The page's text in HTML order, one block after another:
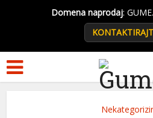
Domena naprodaj: